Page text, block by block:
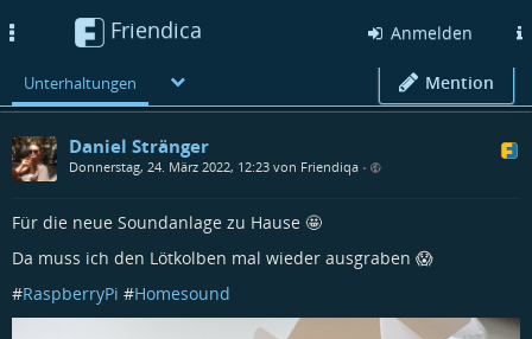
Friendica Anmelden
Unterhaltungen Mention
Daniel Stränger
Donnerstag, 24. März 2022, 12:23 von Friendiqa •
Für die neue Soundanlage zu Hause 🤩
Da muss ich den Lötkolben mal wieder ausgraben 😱
#RaspberryPi #Homesound